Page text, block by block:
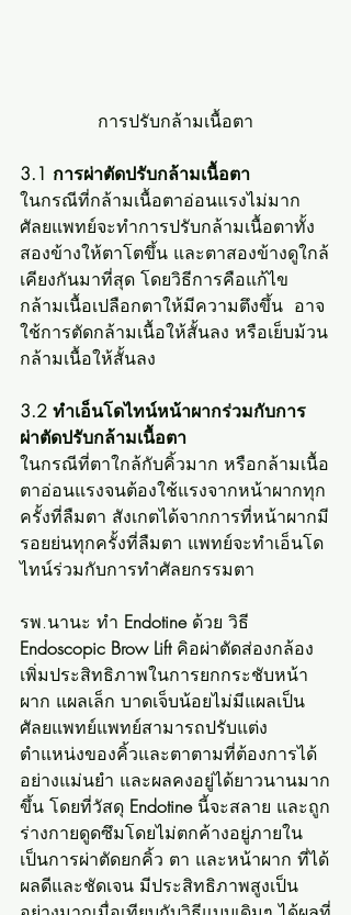
การปรับกล้ามเนื้อตา
3.1 การผ่าตัดปรับกล้ามเนื้อตา
ในกรณีที่กล้ามเนื้อตาอ่อนแรงไม่มาก
ศัลยแพทย์จะทำการปรับกล้ามเนื้อตาทั้ง
สองข้างให้ตาโตขึ้น และตาสองข้างดูใกล้
เคียงกันมาที่สุด โดยวิธีการคือแก้ไข
กล้ามเนื้อเปลือกตาให้มีความตึงขึ้น  อาจ
ใช้การตัดกล้ามเนื้อให้สั้นลง หรือเย็บม้วน
กล้ามเนื้อให้สั้นลง
3.2 ทำเอ็นโดไทน์หน้าผากร่วมกับการ
ผ่าตัดปรับกล้ามเนื้อตา
ในกรณีที่ตาใกล้กับคิ้วมาก หรือกล้ามเนื้อ
ตาอ่อนแรงจนต้องใช้แรงจากหน้าผากทุก
ครั้งที่ลืมตา สังเกตได้จากการที่หน้าผากมี
รอยย่นทุกครั้งที่ลืมตา แพทย์จะทำเอ็นโด
ไทน์ร่วมกับการทำศัลยกรรมตา
รพ.นานะ ทำ Endotine ด้วย วิธี
Endoscopic Brow Lift คิอผ่าตัดส่องกล้อง
เพิ่มประสิทธิภาพในการยกกระชับหน้า
ผาก แผลเล็ก บาดเจ็บน้อยไม่มีแผลเป็น
ศัลยแพทย์แพทย์สามารถปรับแต่ง
ตำแหน่งของคิ้วและตาตามที่ต้องการได้
อย่างแม่นยำ และผลคงอยู่ได้ยาวนานมาก
ขึ้น โดยที่วัสดุ Endotine นี้จะสลาย และถูก
ร่างกายดูดซึมโดยไม่ตกค้างอยู่ภายใน
เป็นการผ่าตัดยกคิ้ว ตา และหน้าผาก ที่ได้
ผลดีและชัดเจน มีประสิทธิภาพสูงเป็น